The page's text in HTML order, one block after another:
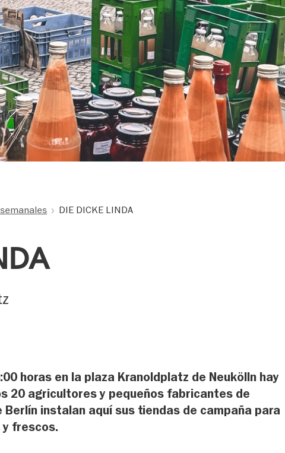
DIE DICKE LINDA
horas en la plaza Kranoldplatz de Neukölln hay
20 agricultores y pequeños fabricantes de
instalan aquí sus tiendas de campaña para
frescos.